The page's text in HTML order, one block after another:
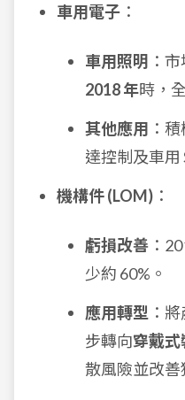
車用電子 ：
車用照明 ：
2018 年時，
其他應用 ：
達控制及車用
機構件 (LOM) ：
虧損改善 ：
少約 60%。
應用轉型 ：
步轉向穿戴
散風險並改善